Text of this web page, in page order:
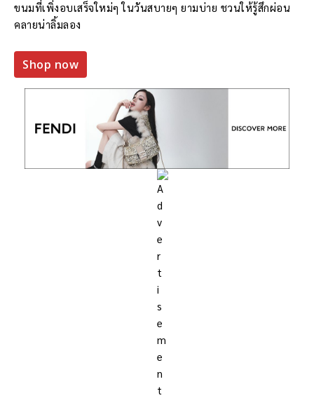
ขนมที่เพิ่งอบเสร็จใหม่ๆ ในวันสบายๆ ยามบ่าย ชวนให้รู้สึกผ่อน
คลายน่าลิ้มลอง
Shop now